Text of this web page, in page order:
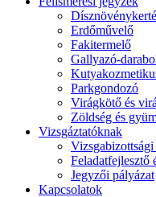
Erdőművelő
Fakitermelő
Gallyazó-
Parkgondozó
Virágkötő és
Zöldség és
Vizsgáztatóknak
Feladatfejlesztő
Jegyzői pályázat
Kapcsolatok